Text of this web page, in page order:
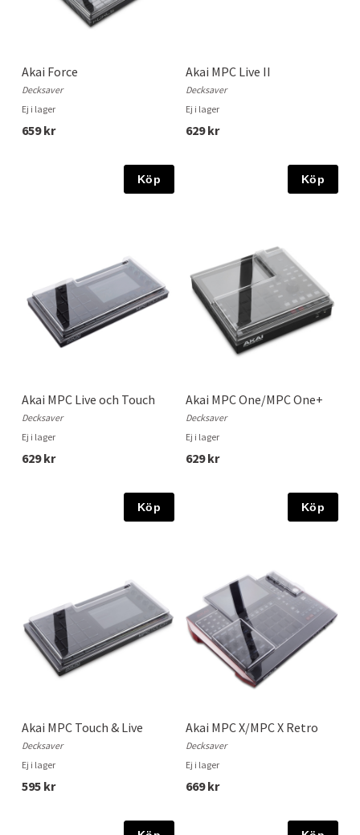
Akai Force
Decksaver
Ej i lager
659 kr
Köp
Akai MPC Live II
Decksaver
Ej i lager
629 kr
Köp
Akai MPC Live och Touch
Decksaver
Ej i lager
629 kr
Köp
Akai MPC One/MPC One+
Decksaver
Ej i lager
629 kr
Köp
Akai MPC Touch & Live
Decksaver
Ej i lager
595 kr
Akai MPC X/MPC X Retro
Decksaver
Ej i lager
669 kr